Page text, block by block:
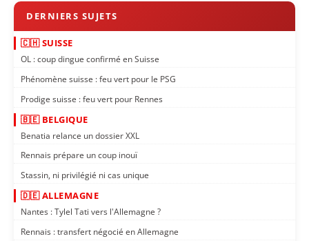
🇨🇭 SUISSE
OL : coup dingue confirmé en Suisse
Phénomène suisse : feu vert pour le PSG
Prodige suisse : feu vert pour Rennes
🇧🇪 BELGIQUE
Benatia relance un dossier XXL
Rennais prépare un coup inouï
Stassin, ni privilégié ni cas unique
🇩🇪 ALLEMAGNE
Nantes : Tylel Tati vers l'Allemagne ?
Rennais : transfert négocié en Allemagne